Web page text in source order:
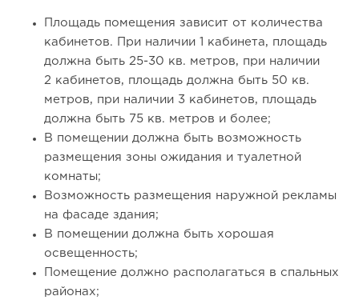
российский...
Площадь помещения зависит от количества
кабинетов. При наличии 1 кабинета, площадь
должна быть 25-30 кв. метров, при наличии
2 кабинетов, площадь должна быть 50 кв.
метров, при наличии 3 кабинетов, площадь
должна быть 75 кв. метров и более;
В помещении должна быть возможность
размещения зоны ожидания и туалетной
комнаты;
Возможность размещения наружной рекламы
на фасаде здания;
В помещении должна быть хорошая
освещенность;
Помещение должно располагаться в спальных
районах;